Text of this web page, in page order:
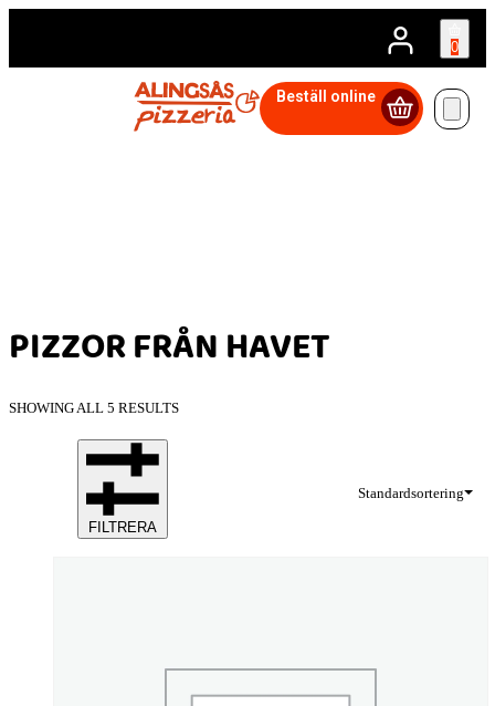
0
Beställ online
PIZZOR FRÅN HAVET
SHOWING ALL 5 RESULTS
Standardsortering
FILTRERA